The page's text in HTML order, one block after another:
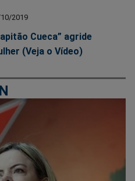
2019
Cueca” agride
(Veja o Vídeo)